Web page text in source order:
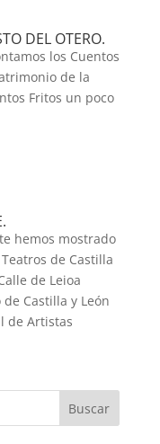
DEL OTERO.
los Cuentos
de la
Fritos un poco
hemos mostrado
de Castilla
de Leioa
de Castilla y León
de Artistas